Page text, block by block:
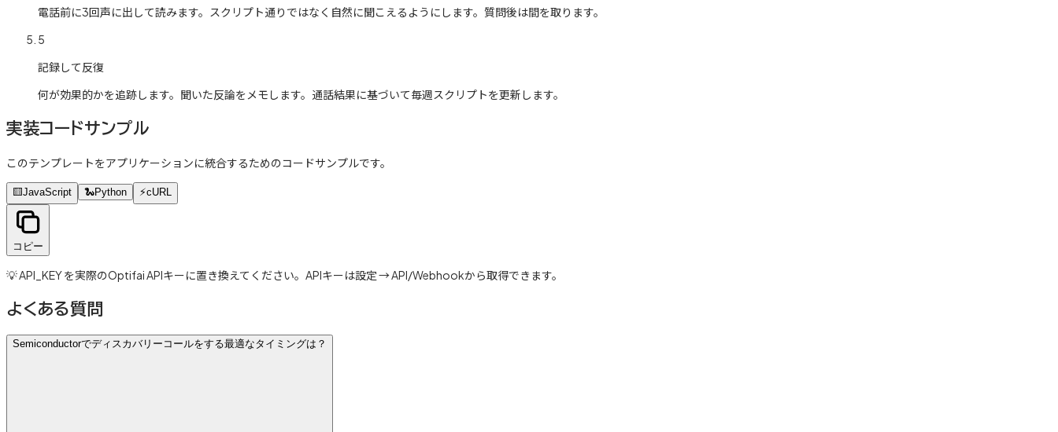
電話前に3回声に出して読みます。スクリプト通りではなく自然に聞こえるようにします。質問後は間を取ります。
5
記録して反復
何が効果的かを追跡します。聞いた反論をメモします。通話結果に基づいて毎週スクリプトを更新します。
実装コードサンプル
このテンプレートをアプリケーションに統合するためのコードサンプルです。
🟨JavaScript 🐍Python ⚡cURL
コピー
💡 API_KEY を実際のOptifai APIキーに置き換えてください。APIキーは設定 → API/Webhookから取得できます。
よくある質問
Semiconductorでディスカバリーコールをする最適なタイミングは？